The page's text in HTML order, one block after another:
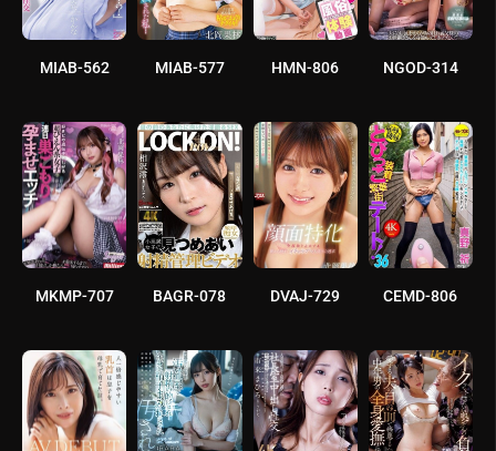
MIAB-562 MIAB-577 HMN-806 NGOD-314
MKMP-707 BAGR-078 DVAJ-729 CEMD-806